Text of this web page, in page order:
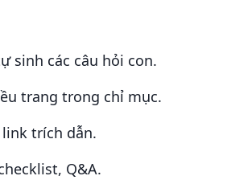
sinh các câu hỏi con.
trang trong chỉ mục.
trích dẫn.
Q&A.